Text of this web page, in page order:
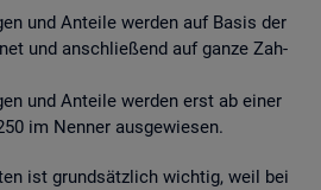
und An­tei­le wer­den auf Basis der
und an­schlie­ßend auf ganze Zah­
und An­tei­le wer­den erst ab einer
im Nen­ner aus­ge­wie­sen.
ist grund­sätz­lich wich­tig, weil bei